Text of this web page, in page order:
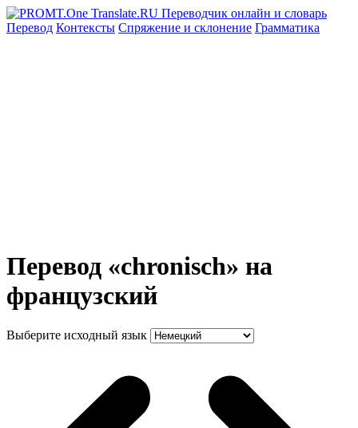
Перевод Контексты Спряжение и склонение Грамматика
Перевод «chronisch» на
французский
Выберите исходный язык